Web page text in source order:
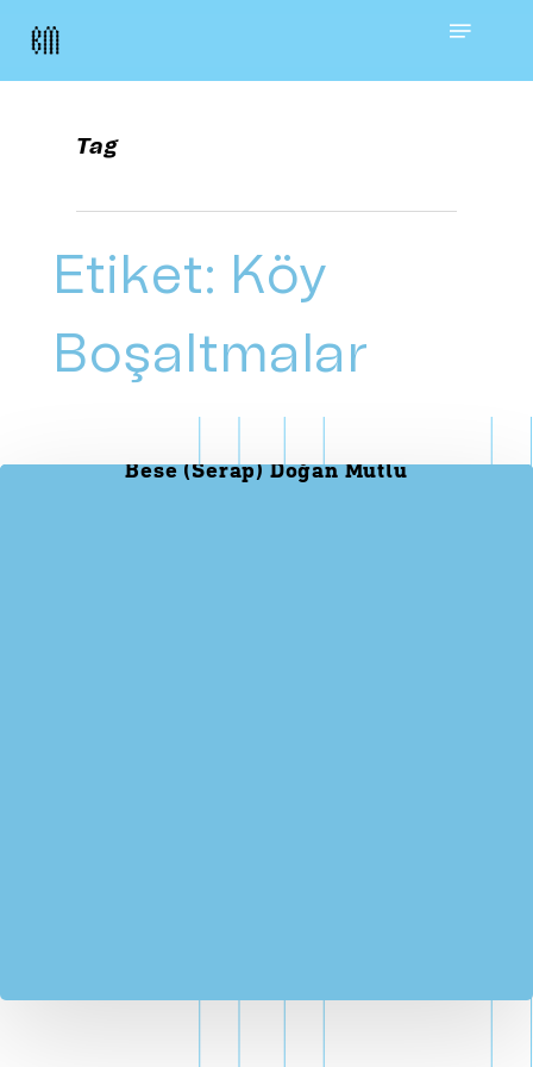
Skip
content
Menu
Tag
Etiket: Köy
Boşaltmalar
Bese (Serap) Doğan Mutlu